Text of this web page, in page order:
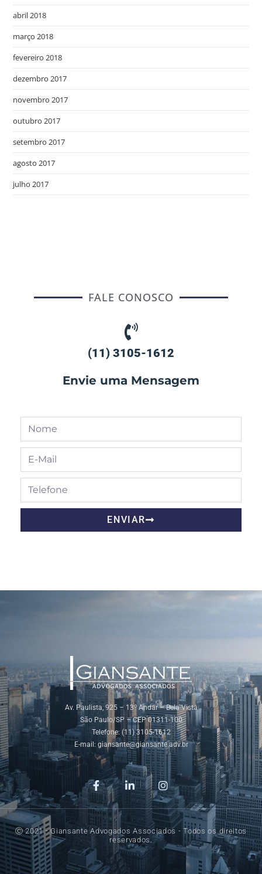
abril 2018
março 2018
fevereiro 2018
dezembro 2017
novembro 2017
outubro 2017
setembro 2017
agosto 2017
julho 2017
FALE CONOSCO
(11) 3105-1612
Envie uma Mensagem
ENVIAR
Av. Paulista, 925 – 13º Andar – Bela Vista
São Paulo/SP – CEP 01311-100
Telefone: (11) 3105-1612
E-mail: giansante@giansante.adv.br
Ⓒ 2021 - Giansante Advogados Associados - Todos os direitos
reservados.